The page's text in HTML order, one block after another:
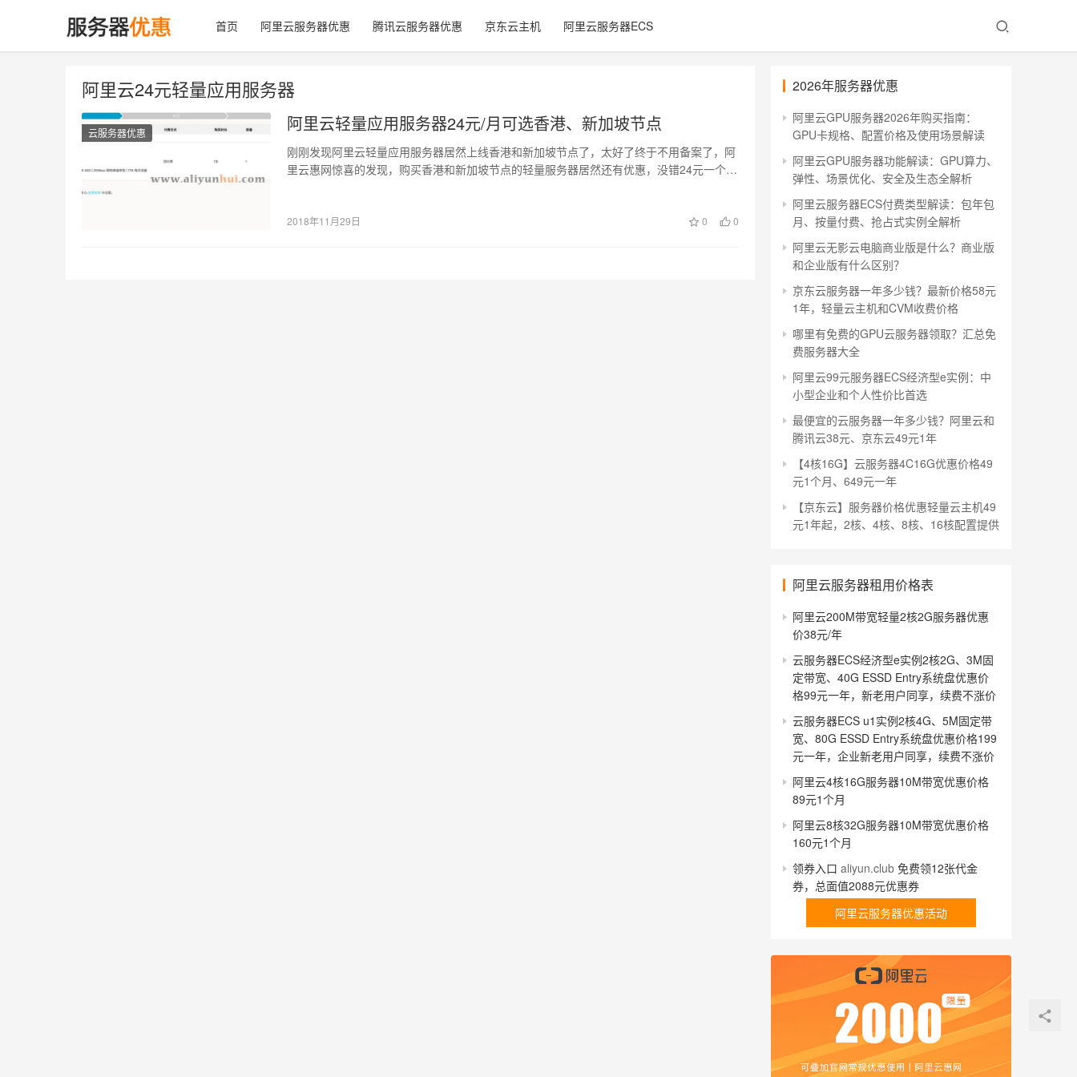
首页 阿里云服务器优惠 腾讯云服务器优惠 京东云主机 阿里云服务器ECS
阿里云24元轻量应用服务器
云服务器优惠 阿里云轻量应用服务器24元/月可选香港、新加坡节点
刚刚发现阿里云轻量应用服务器居然上线香港和新加坡节点了，太好了终于不用备案了，阿
里云惠网惊喜的发现，购买香港和新加坡节点的轻量服务器居然还有优惠，没错24元一个
2018年11月29日 0 0
2026年服务器优惠
阿里云GPU服务器2026年购买指南：
GPU卡规格、配置价格及使用场景解读
阿里云GPU服务器功能解读：GPU算力、
弹性、场景优化、安全及生态全解析
阿里云服务器ECS付费类型解读：包年包
月、按量付费、抢占式实例全解析
阿里云无影云电脑商业版是什么？商业版
和企业版有什么区别？
京东云服务器一年多少钱？最新价格58元
1年，轻量云主机和CVM收费价格
哪里有免费的GPU云服务器领取？汇总免
费服务器大全
阿里云99元服务器ECS经济型e实例：中
小型企业和个人性价比首选
最便宜的云服务器一年多少钱？阿里云和
腾讯云38元、京东云49元1年
【4核16G】云服务器4C16G优惠价格49
元1个月、649元一年
【京东云】服务器价格优惠轻量云主机49
元1年起，2核、4核、8核、16核配置提供
阿里云服务器租用价格表
阿里云200M带宽轻量2核2G服务器优惠
价38元/年
云服务器ECS经济型e实例2核2G、3M固
定带宽、40G ESSD Entry系统盘优惠价
格99元一年，新老用户同享，续费不涨价
云服务器ECS u1实例2核4G、5M固定带
宽、80G ESSD Entry系统盘优惠价格199
元一年，企业新老用户同享，续费不涨价
阿里云4核16G服务器10M带宽优惠价格
89元1个月
阿里云8核32G服务器10M带宽优惠价格
160元1个月
领券入口 aliyun.club 免费领12张代金
券，总面值2088元优惠券
阿里云服务器优惠活动